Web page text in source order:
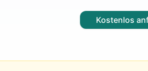
Kostenlos
Lohnabrechnung Mannheim
Lohnabrechnung Heidelberg